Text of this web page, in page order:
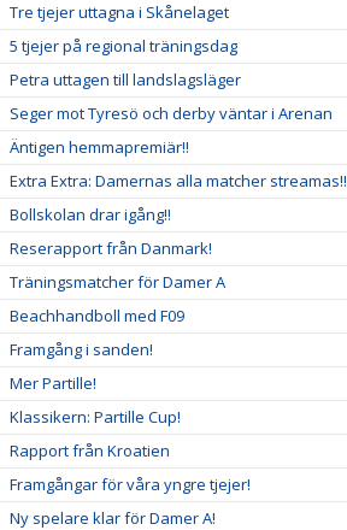
Tre tjejer uttagna i Skånelaget
5 tjejer på regional träningsdag
Petra uttagen till landslagsläger
Seger mot Tyresö och derby väntar i Arenan
Äntigen hemmapremiär!!
Extra Extra: Damernas alla matcher streamas!!
Bollskolan drar igång!!
Reserapport från Danmark!
Träningsmatcher för Damer A
Beachhandboll med F09
Framgång i sanden!
Mer Partille!
Klassikern: Partille Cup!
Rapport från Kroatien
Framgångar för våra yngre tjejer!
Ny spelare klar för Damer A!